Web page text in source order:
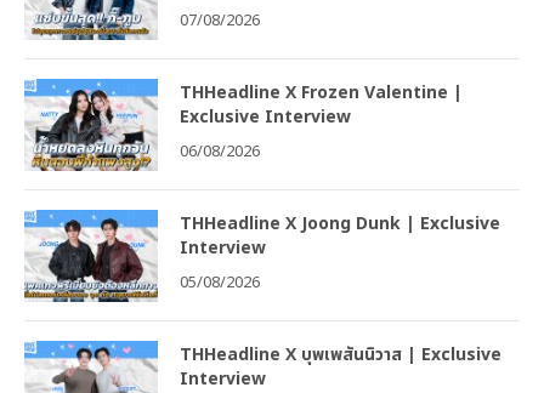
07/08/2026
THHeadline X Frozen Valentine |
Exclusive Interview
06/08/2026
THHeadline X Joong Dunk | Exclusive
Interview
05/08/2026
THHeadline X บุพเพสันนิวาส | Exclusive
Interview